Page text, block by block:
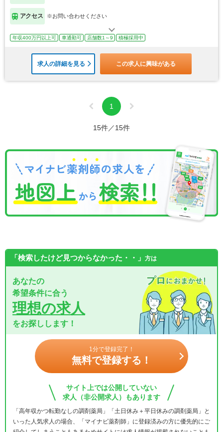
アクセス ※お問い合わせください
年収400万円以上可 車通勤可 店舗数1～9 積極採用中
求人の詳細を見る この求人に興味がある
1
15件／15件
「検索したけど見つからなかった・・」 方は
あなたの
希望条件に合う
理想の求人
をお探しします！
1分で登録完了！
無料で登録する！
サイト上では公開していない
求人（非公開求人）もあります
「高年収かつ転勤なしの調剤薬局」「土日休み＋平日休みの調剤薬局」と
いった人気求人の場合、「マイナビ薬剤師」に登録済みの方に優先的にご